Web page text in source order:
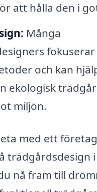
att hålla den i
Många
fokuserar
och kan
ekologisk
miljön.
med ett företag
trädgårdsdesign i
nå fram till